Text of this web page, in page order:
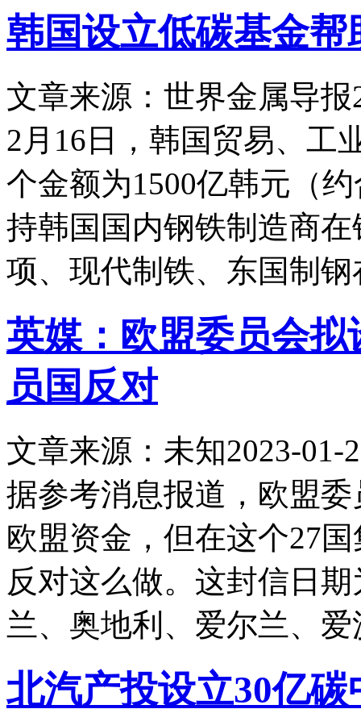
韩国设立低碳基金
文章来源：世界金属导报
2月16日，韩国贸易、工
个金额为1500亿韩元（
持韩国国内钢铁制造商
项、现代制铁、东国制钢
英媒：欧盟委员会
员国反对
文章来源：未知2023-01-
据参考消息报道，欧盟
欧盟资金，但在这个27
反对这么做。这封信日
兰、奥地利、爱尔兰、爱
北汽产投设立30亿碳